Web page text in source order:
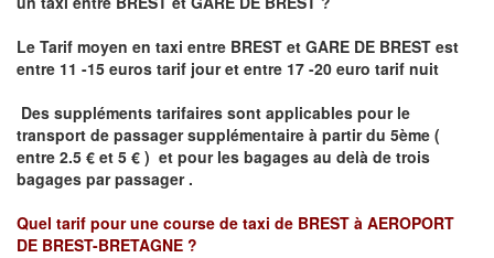
Le Tarif moyen en taxi entre BREST et GARE DE BREST est
entre 11 -15 euros tarif jour et entre 17 -20 euro tarif nuit
Des suppléments tarifaires sont applicables pour le
transport de passager supplémentaire à partir du 5ème (
entre 2.5 € et 5 € ) et pour les bagages au delà de trois
bagages par passager .
Quel tarif pour une course de taxi de BREST à AEROPORT
DE BREST-BRETAGNE ?